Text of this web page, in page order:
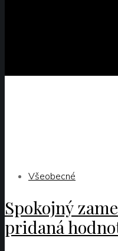
Všeobecné
Spokojný
pridaná